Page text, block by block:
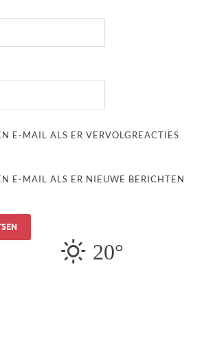
E-MAIL ALS ER VERVOLGREACTIES
E-MAIL ALS ER NIEUWE BERICHTEN
20°